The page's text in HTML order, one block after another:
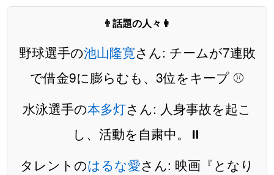
👨話題の人々👩
野球選手の池山隆寛さん: チームが7連敗
で借金9に膨らむも、3位をキープ ⚾️
水泳選手の本多灯さん: 人身事故を起こ
し、活動を自粛中。⏸️
タレントのはるな愛さん: 映画『となり